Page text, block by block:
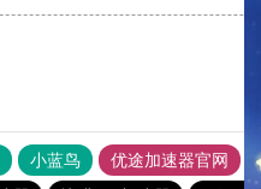
小蓝鸟 优途加速器官网